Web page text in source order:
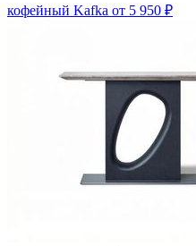
кофейный Kafka от 5 950 ₽